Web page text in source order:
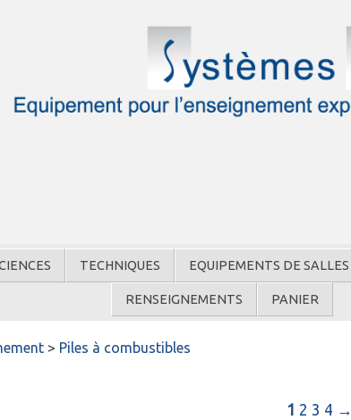
TECHNIQUES EQUIPEMENTS DE SALLES
RENSEIGNEMENTS PANIER
> Piles à combustibles
1 2 3 4 →